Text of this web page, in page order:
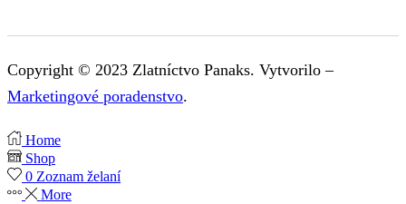
Copyright © 2023 Zlatníctvo Panaks. Vytvorilo –
Marketingové poradenstvo.
Home
Shop
0 Zoznam želaní
More